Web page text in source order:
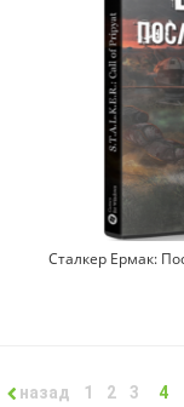
Сталкер Ермак:
назад 1 2 3 4